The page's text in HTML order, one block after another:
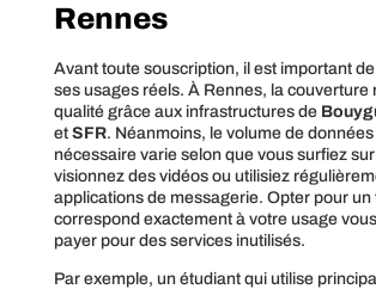
Rennes
Avant toute souscription, il est important
ses usages réels. À Rennes, la couverture
qualité grâce aux infrastructures de
et SFR. Néanmoins, le volume de
nécessaire varie selon que vous surfiez
visionnez des vidéos ou utilisiez
applications de messagerie. Opter pour un
correspond exactement à votre usage
payer pour des services inutilisés.
Par exemple, un étudiant qui utilise